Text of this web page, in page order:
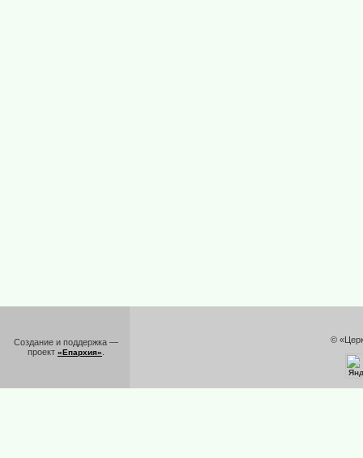
Создание и поддержка —
проект «Епархия»
©